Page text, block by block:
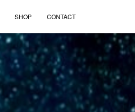
SHOP CONTACT